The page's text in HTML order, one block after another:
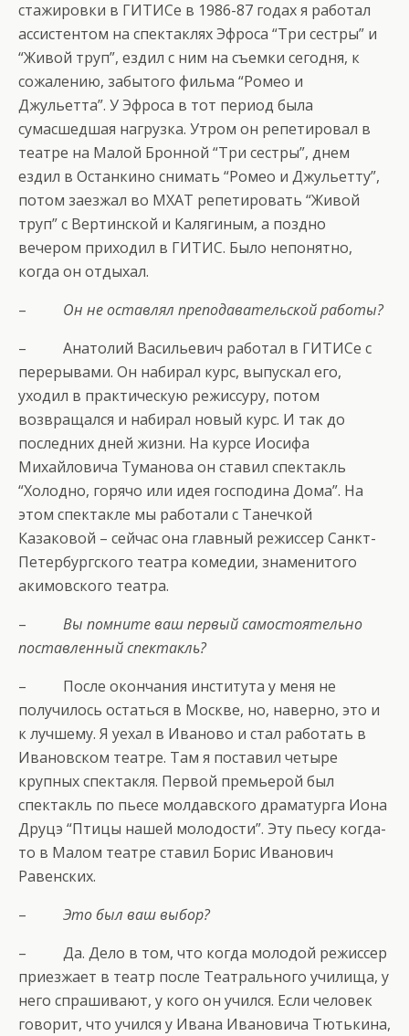
стажировки в ГИТИСе в 1986-87 годах я работал
ассистентом на спектаклях Эфроса “Три сестры” и
“Живой труп”, ездил с ним на съемки сегодня, к
сожалению, забытого фильма “Ромео и
Джульетта”. У Эфроса в тот период была
сумасшедшая нагрузка. Утром он репетировал в
театре на Малой Бронной “Три сестры”, днем
ездил в Останкино снимать “Ромео и Джульетту”,
потом заезжал во МХАТ репетировать “Живой
труп” с Вертинской и Калягиным, а поздно
вечером приходил в ГИТИС. Было непонятно,
когда он отдыхал.
– Он не оставлял преподавательской работы?
– Анатолий Васильевич работал в ГИТИСе с
перерывами. Он набирал курс, выпускал его,
уходил в практическую режиссуру, потом
возвращался и набирал новый курс. И так до
последних дней жизни. На курсе Иосифа
Михайловича Туманова он ставил спектакль
“Холодно, горячо или идея господина Дома”. На
этом спектакле мы работали с Танечкой
Казаковой – сейчас она главный режиссер Санкт-
Петербургского театра комедии, знаменитого
акимовского театра.
– Вы помните ваш первый самостоятельно
поставленный спектакль?
– После окончания института у меня не
получилось остаться в Москве, но, наверно, это и
к лучшему. Я уехал в Иваново и стал работать в
Ивановском театре. Там я поставил четыре
крупных спектакля. Первой премьерой был
спектакль по пьесе молдавского драматурга Иона
Друцэ “Птицы нашей молодости”. Эту пьесу когда-
то в Малом театре ставил Борис Иванович
Равенских.
– Это был ваш выбор?
– Да. Дело в том, что когда молодой режиссер
приезжает в театр после Театрального училища, у
него спрашивают, у кого он учился. Если человек
говорит, что учился у Ивана Ивановича Тютькина,